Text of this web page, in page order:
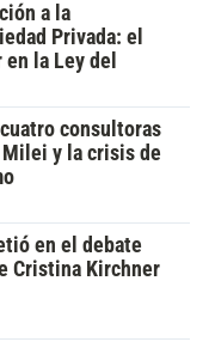
a la
Privada: el
la Ley del
consultoras
y la crisis de
en el debate
Cristina Kirchner